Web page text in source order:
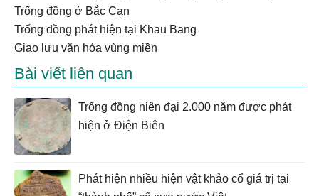
trống đồng ở Bắc Cạn
trống đồng phát hiện tại Khau Bang
giao lưu văn hóa vùng miền
Bài viết liên quan
Trống đồng niên đại 2.000 năm được phát
hiện ở Điện Biên
Phát hiện nhiều hiện vật khảo cổ giá trị tại